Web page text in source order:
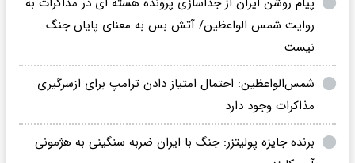
روایت شمس الواعظین/ آتش بس به معنای پایان جنگ
نیست
شمس‌الواعظین: احتمال امتیاز دادن ترامپ برای ازسرگیری
مذاکرات وجود دارد
برنده جایزه پولیتزر: جنگ با ایران ضربه سنگینی به هژمونی